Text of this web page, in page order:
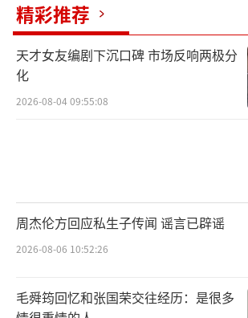
精彩推荐
天才女友编剧下沉口碑 市场反响两极分
化
2026-08-04 09:55:08
周杰伦方回应私生子传闻 谣言已辟谣
2026-08-06 10:52:26
毛舜筠回忆和张国荣交往经历：是很多